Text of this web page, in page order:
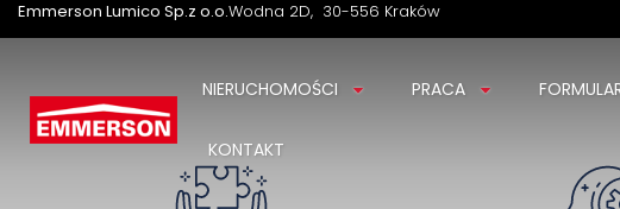
Emmerson Lumico Sp.z o.o.Wodna 2D 30-556 Kraków
NIERUCHOMOŚCI PRACA
KONTAKT